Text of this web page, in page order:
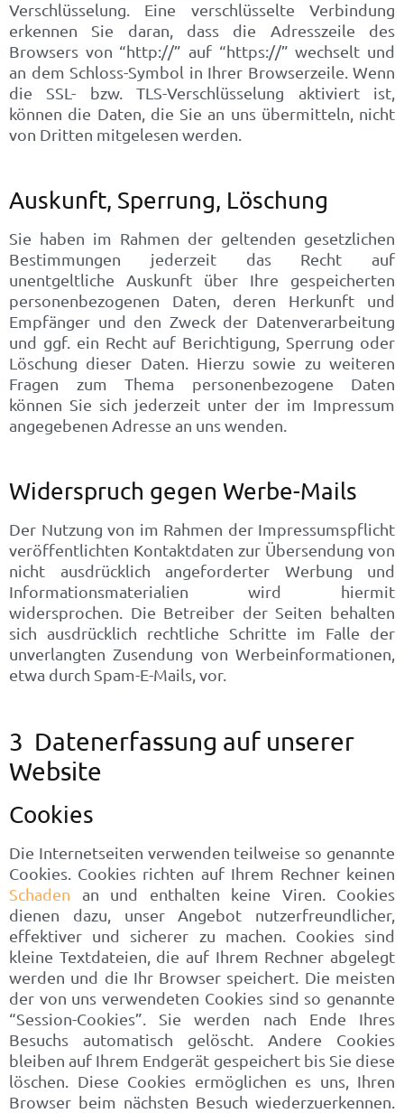
Verschlüsselung. Eine verschlüsselte Verbindung
erkennen Sie daran, dass die Adresszeile des
Browsers von “http://” auf “https://” wechselt und
an dem Schloss-Symbol in Ihrer Browserzeile. Wenn
die SSL- bzw. TLS-Verschlüsselung aktiviert ist,
können die Daten, die Sie an uns übermitteln, nicht
von Dritten mitgelesen werden.
Auskunft, Sperrung, Löschung
Sie haben im Rahmen der geltenden gesetzlichen
Bestimmungen jederzeit das Recht auf
unentgeltliche Auskunft über Ihre gespeicherten
personenbezogenen Daten, deren Herkunft und
Empfänger und den Zweck der Datenverarbeitung
und ggf. ein Recht auf Berichtigung, Sperrung oder
Löschung dieser Daten. Hierzu sowie zu weiteren
Fragen zum Thema personenbezogene Daten
können Sie sich jederzeit unter der im Impressum
angegebenen Adresse an uns wenden.
Widerspruch gegen Werbe-Mails
Der Nutzung von im Rahmen der Impressumspflicht
veröffentlichten Kontaktdaten zur Übersendung von
nicht ausdrücklich angeforderter Werbung und
Informationsmaterialien wird hiermit
widersprochen. Die Betreiber der Seiten behalten
sich ausdrücklich rechtliche Schritte im Falle der
unverlangten Zusendung von Werbeinformationen,
etwa durch Spam-E-Mails, vor.
3 Datenerfassung auf unserer
Website
Cookies
Die Internetseiten verwenden teilweise so genannte
Cookies. Cookies richten auf Ihrem Rechner keinen
Schaden an und enthalten keine Viren. Cookies
dienen dazu, unser Angebot nutzerfreundlicher,
effektiver und sicherer zu machen. Cookies sind
kleine Textdateien, die auf Ihrem Rechner abgelegt
werden und die Ihr Browser speichert. Die meisten
der von uns verwendeten Cookies sind so genannte
“Session-Cookies”. Sie werden nach Ende Ihres
Besuchs automatisch gelöscht. Andere Cookies
bleiben auf Ihrem Endgerät gespeichert bis Sie diese
löschen. Diese Cookies ermöglichen es uns, Ihren
Browser beim nächsten Besuch wiederzuerkennen.